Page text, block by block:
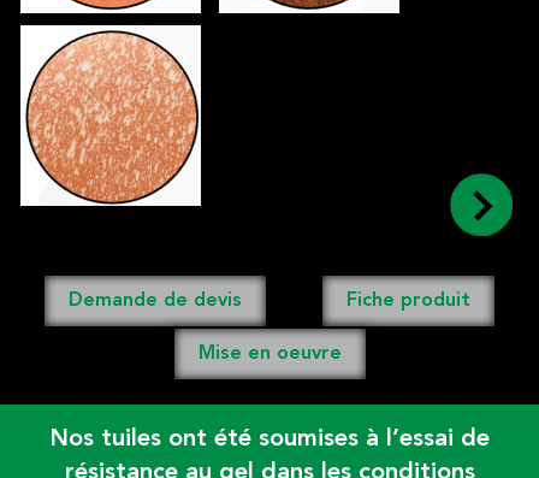
Demande de devis Fiche produit
Mise en oeuvre
Nos tuiles ont été soumises à l’essai de
résistance au gel dans les conditions